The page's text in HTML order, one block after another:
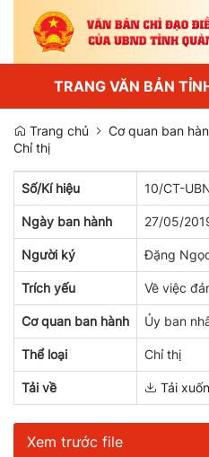
TRANG VĂN BẢN
Trang chủ Cơ quan ban
Chỉ thị
Số/Kí hiệu 10/CT-
Ngày ban hành 27/05/
Người ký Đặng
Trích yếu Về việc
Cơ quan ban hành Ủy ban
Thể loại Chỉ thị
Tải về Tải
Xem trước file